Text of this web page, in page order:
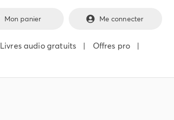
Mon panier Me connecter
Livres audio gratuits | Offres pro
|